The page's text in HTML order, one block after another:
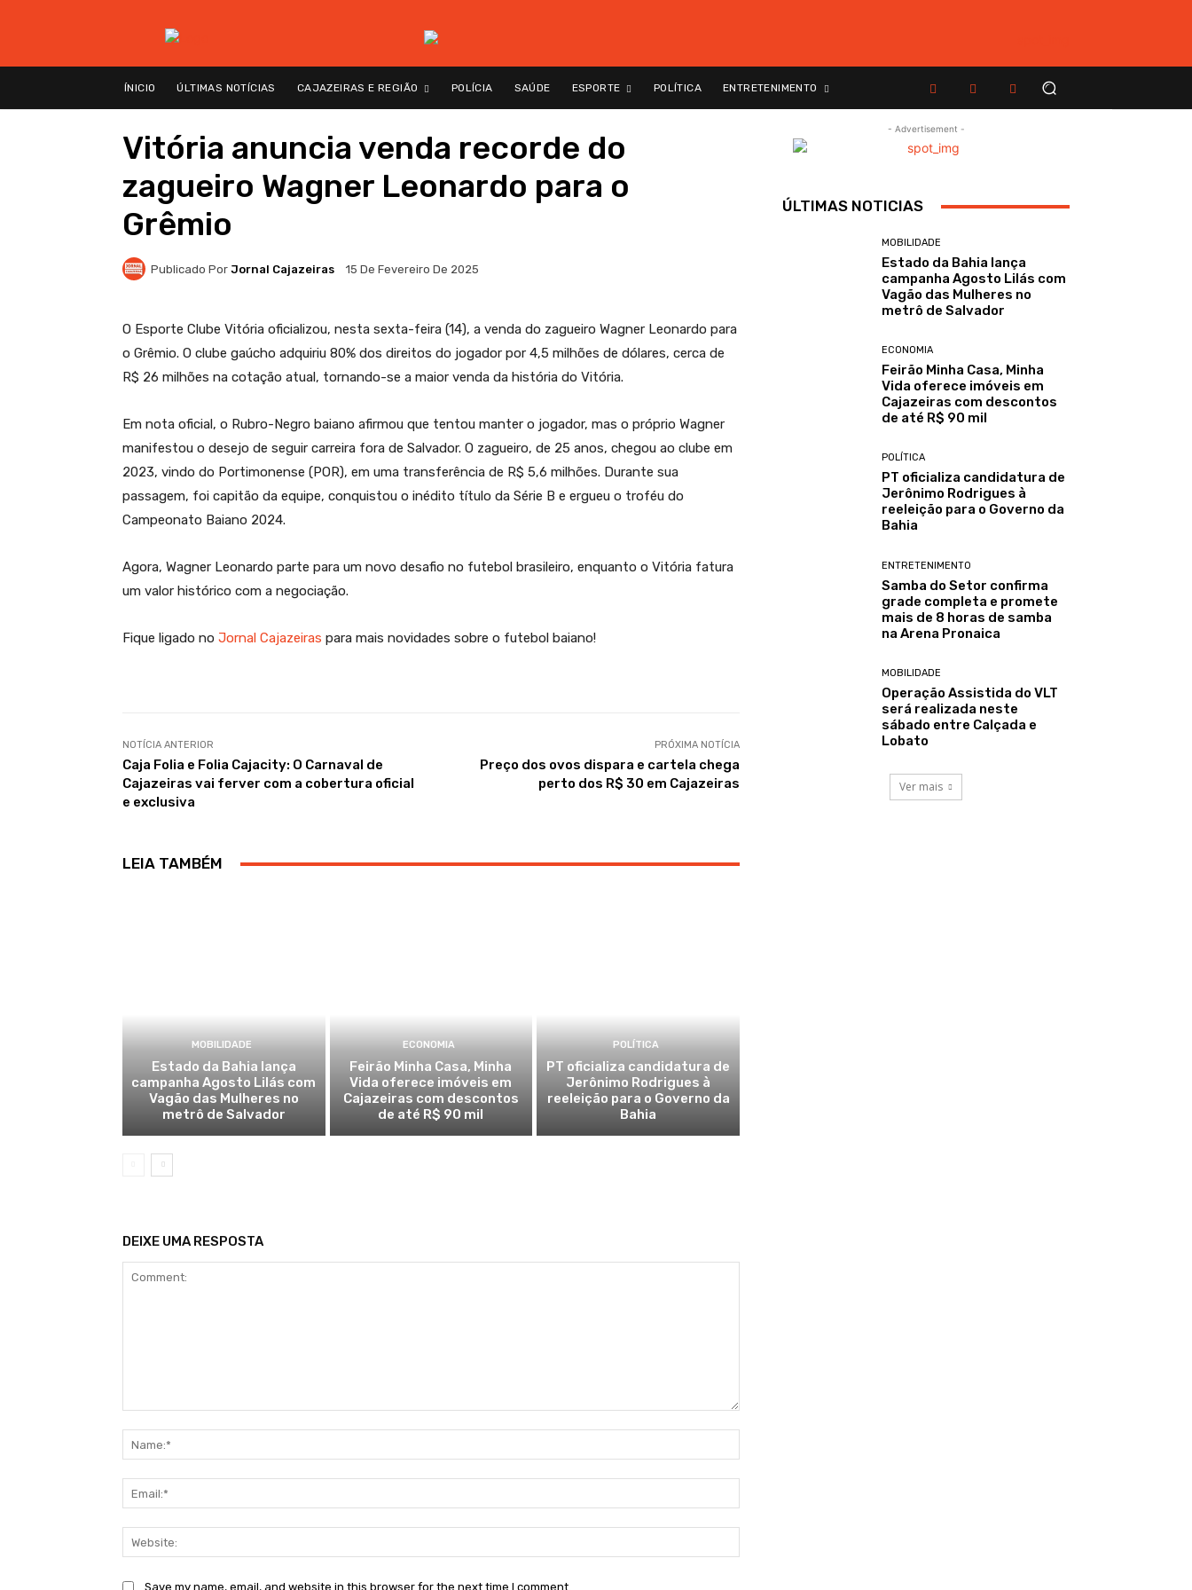
ÍNICIO ÚLTIMAS NOTÍCIAS CAJAZEIRAS E REGIÃO POLÍCIA SAÚDE ESPORTE POLÍTICA ENTRETENIMENTO
Vitória anuncia venda recorde do
zagueiro Wagner Leonardo para o
Grêmio
Publicado Por Jornal Cajazeiras 15 De Fevereiro De 2025
O Esporte Clube Vitória oficializou, nesta sexta-feira (14), a venda do zagueiro Wagner Leonardo para
o Grêmio. O clube gaúcho adquiriu 80% dos direitos do jogador por 4,5 milhões de dólares, cerca de
R$ 26 milhões na cotação atual, tornando-se a maior venda da história do Vitória.
Em nota oficial, o Rubro-Negro baiano afirmou que tentou manter o jogador, mas o próprio Wagner
manifestou o desejo de seguir carreira fora de Salvador. O zagueiro, de 25 anos, chegou ao clube em
2023, vindo do Portimonense (POR), em uma transferência de R$ 5,6 milhões. Durante sua
passagem, foi capitão da equipe, conquistou o inédito título da Série B e ergueu o troféu do
Campeonato Baiano 2024.
Agora, Wagner Leonardo parte para um novo desafio no futebol brasileiro, enquanto o Vitória fatura
um valor histórico com a negociação.
Fique ligado no Jornal Cajazeiras para mais novidades sobre o futebol baiano!
NOTÍCIA ANTERIOR
Caja Folia e Folia Cajacity: O Carnaval de
Cajazeiras vai ferver com a cobertura oficial
e exclusiva
PRÓXIMA NOTÍCIA
Preço dos ovos dispara e cartela chega
perto dos R$ 30 em Cajazeiras
LEIA TAMBÉM
MOBILIDADE
Estado da Bahia lança
campanha Agosto Lilás com
Vagão das Mulheres no
metrô de Salvador
ECONOMIA
Feirão Minha Casa, Minha
Vida oferece imóveis em
Cajazeiras com descontos
de até R$ 90 mil
POLÍTICA
PT oficializa candidatura de
Jerônimo Rodrigues à
reeleição para o Governo da
Bahia
DEIXE UMA RESPOSTA
Save my name, email, and website in this browser for the next time I comment.
- Advertisement -
ÚLTIMAS NOTICIAS
MOBILIDADE
Estado da Bahia lança
campanha Agosto Lilás com
Vagão das Mulheres no
metrô de Salvador
ECONOMIA
Feirão Minha Casa, Minha
Vida oferece imóveis em
Cajazeiras com descontos
de até R$ 90 mil
POLÍTICA
PT oficializa candidatura de
Jerônimo Rodrigues à
reeleição para o Governo da
Bahia
ENTRETENIMENTO
Samba do Setor confirma
grade completa e promete
mais de 8 horas de samba
na Arena Pronaica
MOBILIDADE
Operação Assistida do VLT
será realizada neste
sábado entre Calçada e
Lobato
Ver mais